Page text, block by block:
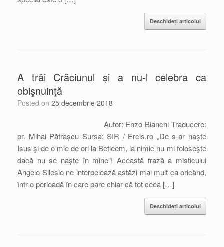
Deschideți articolul
A trăi Crăciunul şi a nu-l celebra ca
obişnuinţă
Posted on 25 decembrie 2018
Autor: Enzo Bianchi Traducere:
pr. Mihai Pătrașcu Sursa: SIR / Ercis.ro „De s-ar naşte
Isus şi de o mie de ori la Betleem, la nimic nu-mi foloseşte
dacă nu se naşte în mine”! Această frază a misticului
Angelo Silesio ne interpelează astăzi mai mult ca oricând,
într-o perioadă în care pare chiar că tot ceea […]
Deschideți articolul